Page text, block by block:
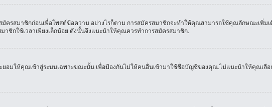
รสมาชิกก่อนเพื่อโพสต์ข้อความ อย่างไรก็ตาม การสมัครสมาชิกจะทำให้คุณสามารถใช้คุณลักษณะเพิ่มเ
าชิกใช้เวลาเพียงเล็กน้อย ดังนั้นจึงแนะนำให้คุณควรทำการสมัครสมาชิก.
อมให้คุณเข้าสู่ระบบเฉพาะขณะนั้น เพื่อป้องกันไม่ให้คนอื่นเข้ามาใช้ชื่อบัญชีของคุณ.ไม่แนะนำให้คุณเลื